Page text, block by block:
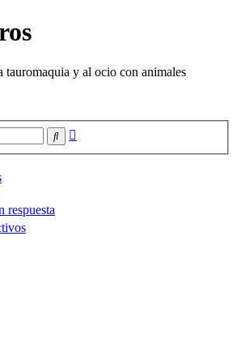
tauromaquia y al ocio con animales
Buscar
respuesta